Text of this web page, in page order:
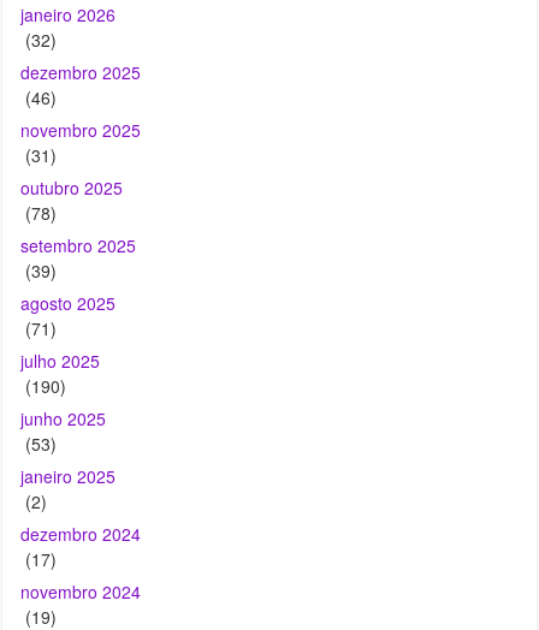
janeiro 2026
(32)
dezembro 2025
(46)
novembro 2025
(31)
outubro 2025
(78)
setembro 2025
(39)
agosto 2025
(71)
julho 2025
(190)
junho 2025
(53)
janeiro 2025
(2)
dezembro 2024
(17)
novembro 2024
(19)